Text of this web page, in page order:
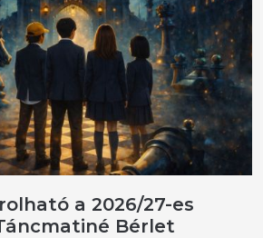
a 2026/27-es
Bérlet